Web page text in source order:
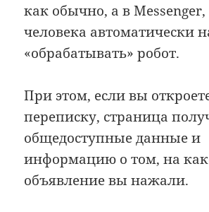
как обычно, а в Messenger,
человека автоматически
«обрабатывать» робот.
При этом, если вы
переписку, страница
общедоступные данные и
информацию о том, на
объявление вы нажали.